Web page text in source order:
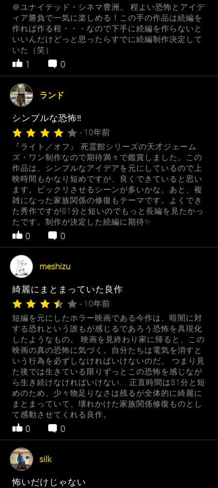
＠ユナイテッド・シネマ豊洲。 程よい恐怖とアイデ
ィア勝負で一気に楽しめる！この手の作品は続編を
作れば作る程・・・なので下手に続編を作らないと
いいんだけどっと思ったらすでに続編制作決定して
いた（笑）
1 0
ランド
シンプルな恐怖‼︎
- 10年前
『ライト／オフ』 死霊館シリーズの天才ジェーム
ズ・ワン制作なので期待満々で鑑賞しました。この
作品は、シンプルなアイデアを元にしているので上
映時間もかなり短めですが、良くできていると思い
ます。ビックリさせるシーンが多いかな。あと、複
雑になった家族関係の修復もテーマです。よくでき
た秀作ですが81分と短いのでもっと長編を見たかっ
たです。制作が決定した続編に期待✨
0 0
meshizu
綺麗にまとまっていた良作
- 10年前
短編を元にしたホラー映画である今作は、暗闇に対
する恐れという誰もが感じるであろう恐怖を具現化
したようなもの。 映画を見終わり家に帰ると、この
映画の真の恐怖に気づく。自分たちは電気を消すと
いう行為を必ずしなければいけないのだ。 つまり見
た後では生きている限りずっとこの恐怖を感じなが
ら生き続けなければいけない... 正直時間は81分と短
めのため、少々物足りなさは残るが全体的に綺麗に
まとまっていて、壊れかけた家族関係修復ものとし
て感動させてくれる良作。
0 0
silk
怖いだけじゃない